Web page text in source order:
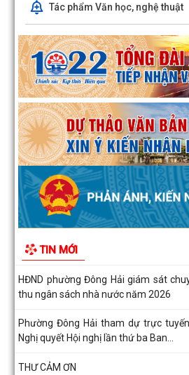
Tác phẩm Văn học, nghệ thuật
TIN MỚI
Đông Hải về việc thu hồi đất để thực
Quyết định số 1142/QĐ-UBND
Đông Hải về việc thu hồi đất để thực
Hải Phòng đẩy nhanh tiến độ đo đạc,
cơ sở dữ liệu đất đai
Phường Đông Hải tổ chức sinh hoạt
Phường Đông Hải: Giao ban Hiệu
năm học 2026 – 2027
HĐND phường Đông Hải giám sát
thu ngân sách nhà nước năm 2026
Phường Đông Hải tham dự trực
Nghị quyết Hội nghị lần thứ ba Ban...
THƯ CẢM ƠN
PHƯỜNG ĐÔNG HẢI TRIỂN KHAI
2026–2030
UBND phường Đông Hải: Quyết liệt